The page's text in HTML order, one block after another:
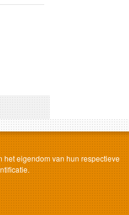
eigendom van hun respectieve